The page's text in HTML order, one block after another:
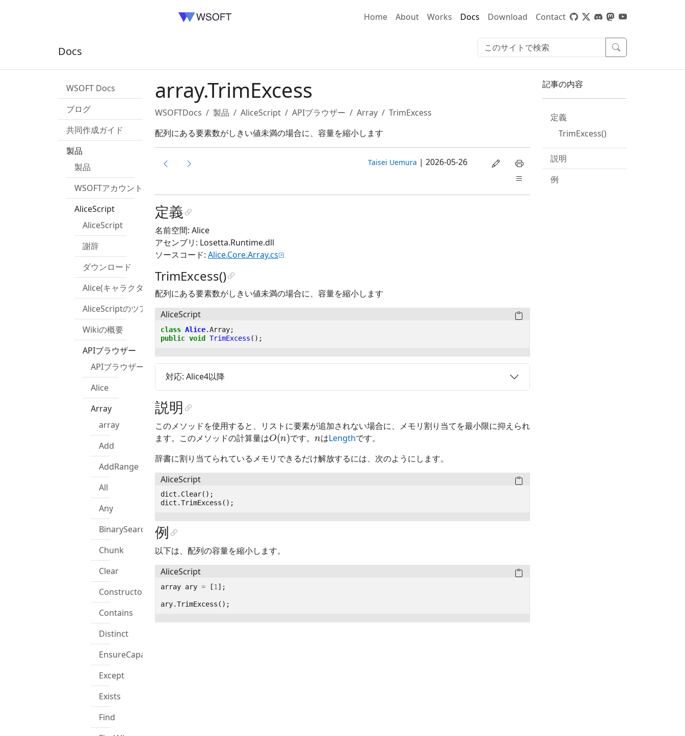
Home About Works Docs Download Contact
Docs
WSOFT Docs
ブログ
共同作成ガイド
製品
製品
WSOFTアカウント
AliceScript
AliceScript
謝辞
ダウンロード
Alice(キャラクター)
AliceScriptのツアー
Wikiの概要
APIブラウザー
APIブラウザー
Alice
Array
array
Add
AddRange
All
Any
BinarySearch
Chunk
Clear
Constructor
Contains
Distinct
EnsureCapacity
Except
Exists
Find
記事の内容
定義
TrimExcess()
説明
例
array.TrimExcess
WSOFTDocs 製品 AliceScript APIブラウザー Array
TrimExcess
配列にある要素数がしきい値未満の場合に、容量を縮小します
Taisei Uemura | 2026-05-26
定義
名前空間: Alice
アセンブリ: Losetta.Runtime.dll
ソースコード: Alice.Core.Array.cs
TrimExcess()
配列にある要素数がしきい値未満の場合に、容量を縮小します
AliceScript
class Alice.Array;
public void TrimExcess ();
対応: Alice4以降
説明
このメソッドを使用すると、リストに要素が追加されない場合に、メモリ割り当てを最小限に抑えられ
ます。このメソッドの計算量は
O(n)
です。
n
はLengthです。
辞書に割り当てられているメモリできるだけ解放するには、次のようにします。
AliceScript
dict . Clear();
dict .TrimExcess ();
例
以下は、配列の容量を縮小します。
AliceScript
array ary = [1 ];
ary.TrimExcess ();